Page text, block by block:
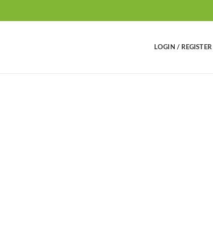
LOGIN / REGISTER